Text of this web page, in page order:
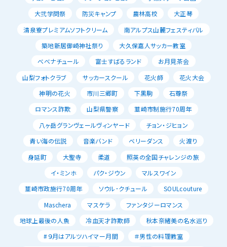
大弐学問祭
防災キャンプ 農林高校
大正琴
清泉寮プレミアムソフトクリーム
南アルプス山麓フェスティバル
築地新居御崎神社祭り
大久保嘉人サッカー教室
べべナチュール
富士すばるランド
お月見茶会
山梨フォトクラブ
サッカースクール 花火師
花火大会
神明の花火
市川三郷町 下黒駒
石尊祭
ロマンス詐欺
山梨県警察
韮崎市制施行70周年
八ヶ岳グランヴェールヴィンヤード
チョン・ジヒョン
青い海の伝説
音楽バンド ベリーダンス
火渡り
身延町
大聖寺 柔道
照英の全国チャレンジの旅
イ・ミンホ
パク・ジウン
マルスワイン
韮崎市政施行70周年
ソウル･クチュール
SOULcouture
Maschera
マスケラ
ファンタジーロマンス
地球上最後の人魚
冷血天才詐欺師
秋本奈緒美の名水巡り
#９月はアルツハイマー月間
＃男性の料理教室